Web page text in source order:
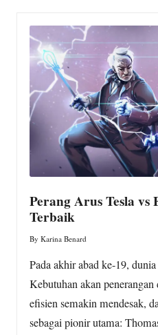
Perang Arus Tesla vs
Terbaik
Posted
By Karina Benard
Pada akhir abad ke-19,
Kebutuhan akan
efisien semakin mendesak,
sebagai pionir utama: